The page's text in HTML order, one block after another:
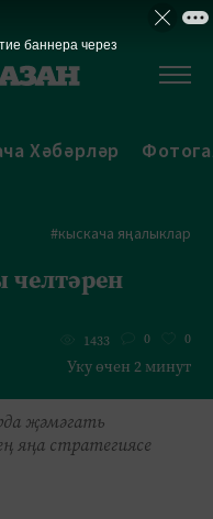
Хәбәрләр
#кыскача яңалыклар
челтәрен
1433 0 0
Уку өчен 2 минут
җәмәгать
яңа стратегиясе
баннера через